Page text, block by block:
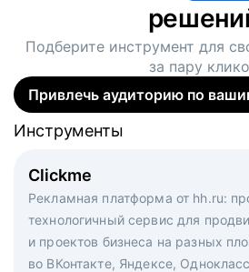
Подберите инструмент для
за пару
Привлечь аудиторию по
Clickme
Рекламная платформа от hh.ru:
технологичный сервис для
и проектов бизнеса на разных
во ВКонтакте, Яндексе,
Инструменты
Вакансия дня
Рекламный формат для вакансий
hh.ru. Увеличивает количество
Инструменты
Массовый подбор под ключ.
кандидатов и когда вам нужно, и
маркетологи, рекрутеры и
hh.ru с целым набором digital-
Инструменты